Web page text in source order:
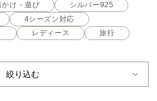
かけ・遊び
シルバー925
4シーズン対応
レディース 旅行
絞り込む